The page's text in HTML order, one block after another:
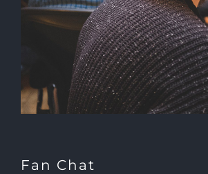
Fan Chat